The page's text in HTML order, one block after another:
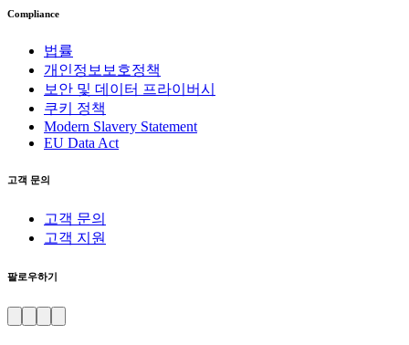
Compliance
법률
개인정보보호정책
보안 및 데이터 프라이버시
쿠키 정책
Modern Slavery Statement
EU Data Act
고객 문의
고객 문의
고객 지원
팔로우하기